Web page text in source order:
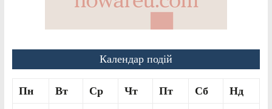
Календар подій
Пн Вт Ср Чт Пт Сб Нд